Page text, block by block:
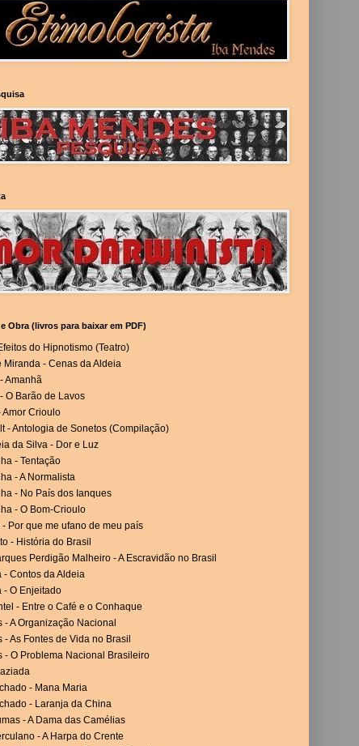
Obra (livros para baixar em PDF)
do Hipnotismo (Teatro)
Miranda - Cenas da Aldeia
Amanhã
O Barão de Lavos
Amor Crioulo
- Antologia de Sonetos (Compilação)
da Silva - Dor e Luz
- Tentação
- A Normalista
- No País dos Ianques
- O Bom-Crioulo
Por que me ufano de meu país
- História do Brasil
Perdigão Malheiro - A Escravidão no Brasil
- Contos da Aldeia
- O Enjeitado
- Entre o Café e o Conhaque
- A Organização Nacional
- As Fontes de Vida no Brasil
- O Problema Nacional Brasileiro
- Mana Maria
- Laranja da China
- A Dama das Camélias
- A Harpa do Crente